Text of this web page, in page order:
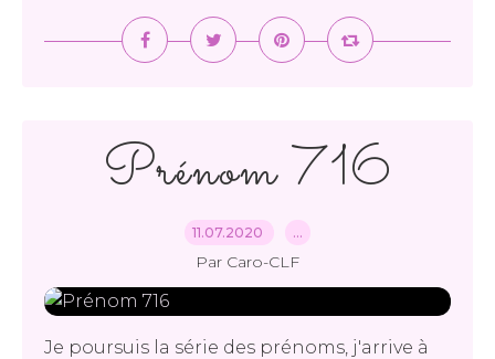
Prénom 716
11.07.2020 …
Par Caro-CLF
Je poursuis la série des prénoms, j'arrive à